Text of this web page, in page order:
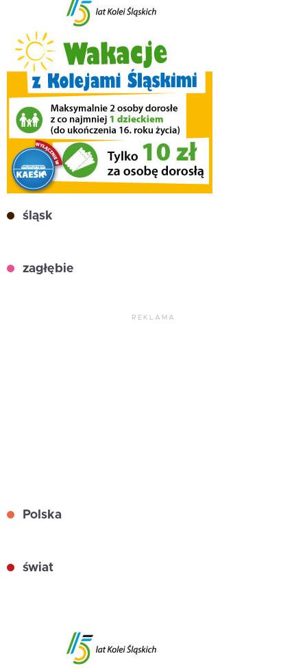
śląsk
zagłębie
REKLAMA
Polska
świat